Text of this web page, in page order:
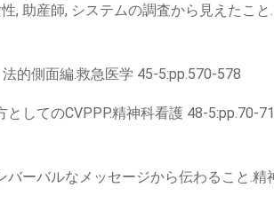
, 助産師, システムの調査から見えたこと
側面編.救急医学 45-5:pp.570-578
してのCVPPP.精神科看護 48-5:pp.70-
ーバルなメッセージから伝わること.精